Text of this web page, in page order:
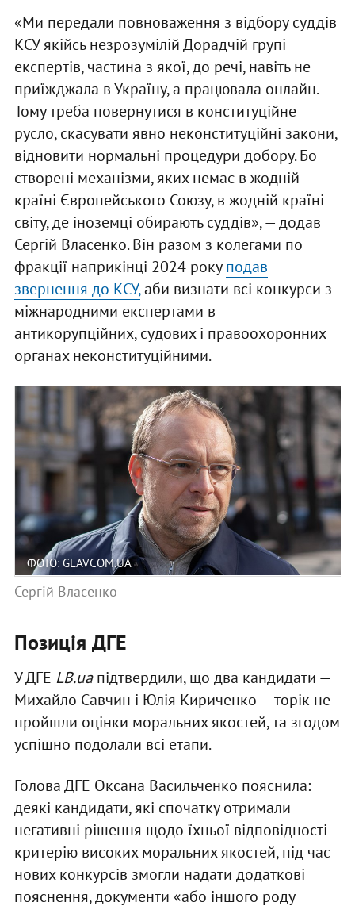
«Ми передали повноваження з відбору суддів
КСУ якійсь незрозумілій Дорадчій групі
експертів, частина з якої, до речі, навіть не
приїжджала в Україну, а працювала онлайн.
Тому треба повернутися в конституційне
русло, скасувати явно неконституційні закони,
відновити нормальні процедури добору. Бо
створені механізми, яких немає в жодній
країні Європейського Союзу, в жодній країні
світу, де іноземці обирають суддів», — додав
Сергій Власенко. Він разом з колегами по
фракції наприкінці 2024 рокуподав
звернення до КСУ,аби визнати всі конкурси з
міжнародними експертами в
антикорупційних, судових і правоохоронних
органах неконституційними.
ФОТО: GLAVCOM.UA
Сергій Власенко
Позиція ДГЕ
У ДГЕ LB.uaпідтвердили, що два кандидати —
Михайло Савчин і Юлія Кириченко — торік не
пройшли оцінки моральних якостей, та згодом
успішно подолали всі етапи.
Голова ДГЕ Оксана Васильченко пояснила:
деякі кандидати, які спочатку отримали
негативні рішення щодо їхньої відповідності
критерію високих моральних якостей, під час
нових конкурсів змогли надати додаткові
пояснення, документи «або іншого роду